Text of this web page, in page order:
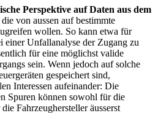
Perspektive auf Daten aus dem
von aussen auf bestimmte
wollen. So kann etwa für
einer Unfallanalyse der Zugang zu
für eine möglichst valide
sein. Wenn jedoch auf solche
gespeichert sind,
Interessen aufeinander: Die
Spuren können sowohl für die
Fahrzeughersteller äusserst